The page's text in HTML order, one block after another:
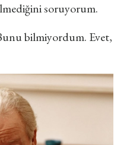
soruyorum.
bilmiyordum. Evet,